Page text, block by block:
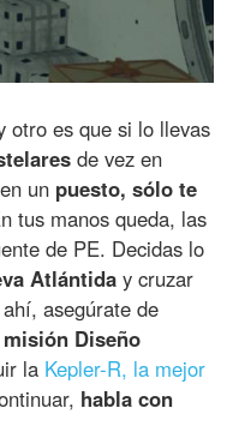
otro es que si lo llevas
de vez en
un puesto, sólo te
tus manos queda, las
de PE. Decidas lo
Atlántida y cruzar
asegúrate de
misión Diseño
la Kepler-R, la mejor
habla con